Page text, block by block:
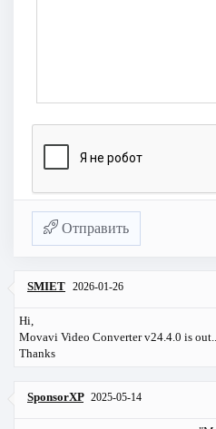
Отправить
SMIET 2026-01-26
Hi,
Movavi Video Converter v24.4.0 is
Thanks
SponsorXP 2025-05-14